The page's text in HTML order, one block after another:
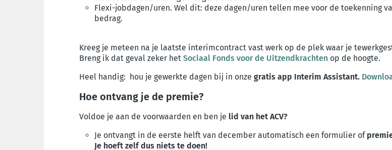
Flexi-jobdagen/uren. Wel dit: deze dagen/uren tellen mee voor de toekenning
bedrag.
Kreeg je meteen na je laatste interimcontract vast werk op de plek waar je
Breng ik dat geval zeker het Sociaal Fonds voor de Uitzendkrachten op de hoogte.
Heel handig: hou je gewerkte dagen bij in onze gratis app Interim Assistant.
Hoe ontvang je de premie?
Voldoe je aan de voorwaarden en ben je lid van het ACV?
Je ontvangt in de eerste helft van december automatisch een formulier of
Je hoeft zelf dus niets te doen!